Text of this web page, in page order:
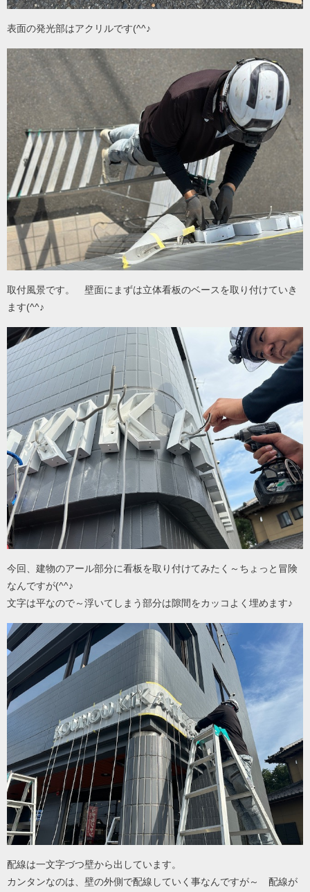
表面の発光部はアクリルです(^^♪
取付風景です。 壁面にまずは立体看板のベースを取り付けていき
ます(^^♪
今回、建物のアール部分に看板を取り付けてみたく～ちょっと冒険
なんですが(^^♪
文字は平なので～浮いてしまう部分は隙間をカッコよく埋めます♪
配線は一文字づつ壁から出しています。
カンタンなのは、壁の外側で配線していく事なんですが～ 配線が